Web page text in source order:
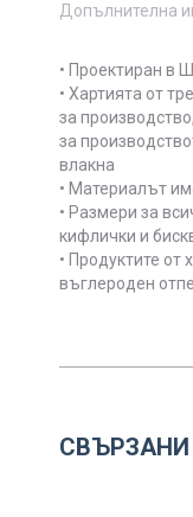
Допълнителна
• Проектиран в
• Хартията от
за
за
влакна
• Материалът
• Размери за
кифлички и
• Продуктите от
въглероден